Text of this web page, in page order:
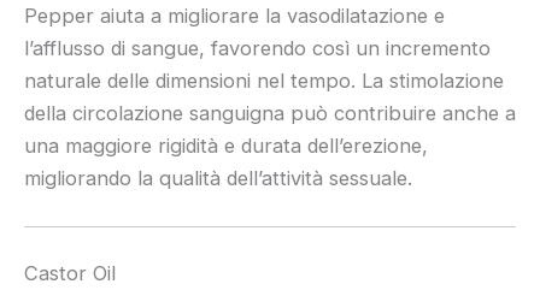
Pepper aiuta a migliorare la vasodilatazione e
l’afflusso di sangue, favorendo così un incremento
naturale delle dimensioni nel tempo. La stimolazione
della circolazione sanguigna può contribuire anche a
una maggiore rigidità e durata dell’erezione,
migliorando la qualità dell’attività sessuale.
Castor Oil